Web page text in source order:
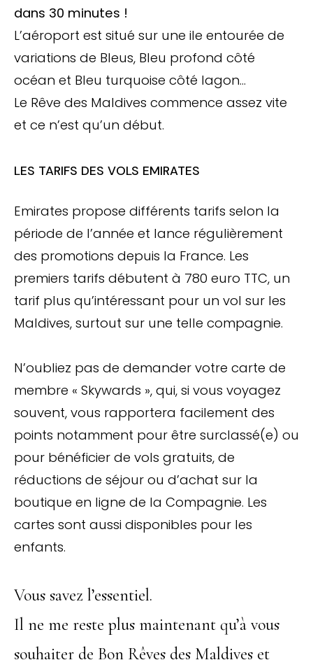
dans 30 minutes !
L’aéroport est situé sur une ile entourée de
variations de Bleus, Bleu profond côté
océan et Bleu turquoise côté lagon…
Le Rêve des Maldives commence assez vite
et ce n’est qu’un début.
LES TARIFS DES VOLS EMIRATES
Emirates propose différents tarifs selon la
période de l’année et lance régulièrement
des promotions depuis la France. Les
premiers tarifs débutent à 780 euro TTC, un
tarif plus qu’intéressant pour un vol sur les
Maldives, surtout sur une telle compagnie.
N’oubliez pas de demander votre carte de
membre « Skywards », qui, si vous voyagez
souvent, vous rapportera facilement des
points notamment pour être surclassé(e) ou
pour bénéficier de vols gratuits, de
réductions de séjour ou d’achat sur la
boutique en ligne de la Compagnie. Les
cartes sont aussi disponibles pour les
enfants.
Vous savez l’essentiel.
Il ne me reste plus maintenant qu’à vous
souhaiter de Bon Rêves des Maldives et